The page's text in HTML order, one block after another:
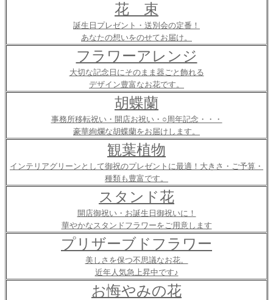
花 束
誕生日プレゼント・送別会の定番！
あなたの想いをのせてお届け。
フラワーアレンジ
大切な記念日にそのまま器ごと飾れる
デザイン豊富なお花です。
胡蝶蘭
事務所移転祝い・開店お祝い・○周年記念・・・
豪華絢爛な胡蝶蘭をお届けします。
観葉植物
インテリアグリーンとして御祝のプレゼントに最適！大きさ・ご予算・
種類も豊富です。
スタンド花
開店御祝い・お誕生日御祝いに！
華やかなスタンドフラワーをご用意します
プリザーブドフラワー
美しさを保つ不思議なお花。
近年人気急上昇中です♪
お悔やみの花